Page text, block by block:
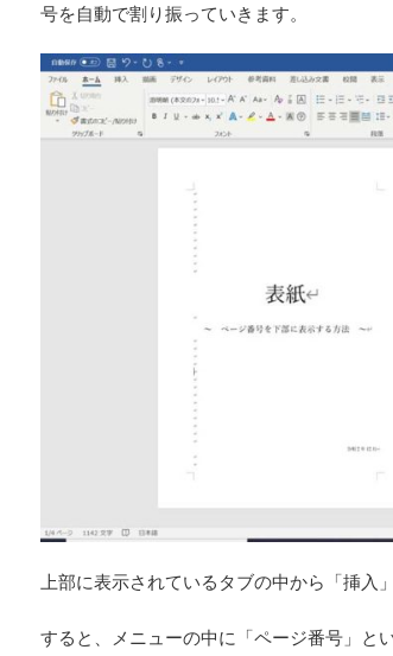
号を自動で割り振っていきます。
上部に表示されているタブの中から「挿入
すると、メニューの中に「ページ番号」と